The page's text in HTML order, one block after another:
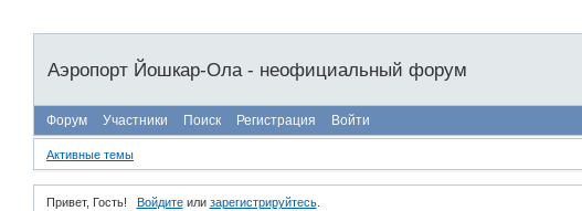
Аэропорт Йошкар-Ола - неофициальный форум
Форум Участники Поиск Регистрация Войти
Активные темы
Привет, Гость! Войдитеили зарегистрируйтесь.